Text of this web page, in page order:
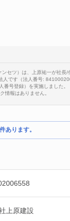
セツ）は、上原祐一が社長
人です（法人番号:
号登録）を実施しました。
情報はありません。
あります。
上原建設